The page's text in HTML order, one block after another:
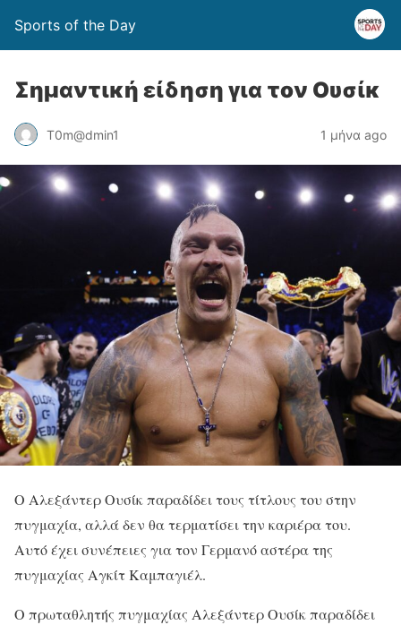
Sports of the Day
Σημαντική είδηση για τον Ουσίκ
T0m@dmin1 1 μήνα ago
Ο Αλεξάντερ Ουσίκ παραδίδει τους τίτλους του στην
πυγμαχία, αλλά δεν θα τερματίσει την καριέρα του.
Αυτό έχει συνέπειες για τον Γερμανό αστέρα της
πυγμαχίας Αγκίτ Καμπαγιέλ.
Ο πρωταθλητής πυγμαχίας Αλεξάντερ Ουσίκ παραδίδει